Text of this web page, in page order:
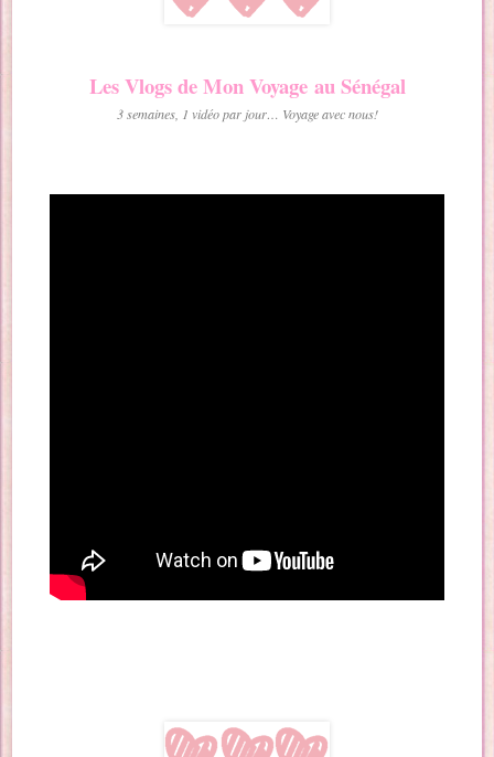
Les Vlogs de Mon Voyage au Sénégal
3 semaines, 1 vidéo par jour… Voyage avec nous!